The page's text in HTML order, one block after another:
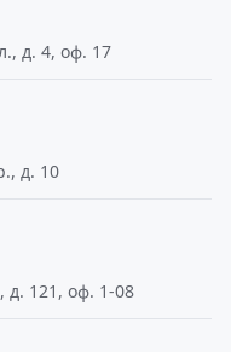
д. 4, оф. 17
д. 10
д. 121, оф. 1-08